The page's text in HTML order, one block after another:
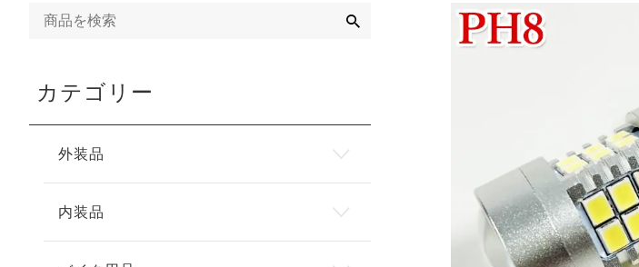
カテゴリー
外装品
内装品